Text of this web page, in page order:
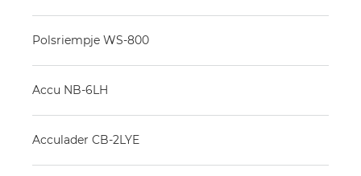
Polsriempje WS-800
Accu NB-6LH
Acculader CB-2LYE